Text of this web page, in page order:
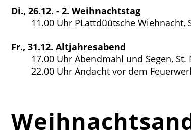
Di., 26.12. - 2. Weihnachtstag
11.00 Uhr PLattdüütsche
Fr., 31.12. Altjahresabend
17.00 Uhr Abendmahl und Segen,
22.00 Uhr Andacht vor dem